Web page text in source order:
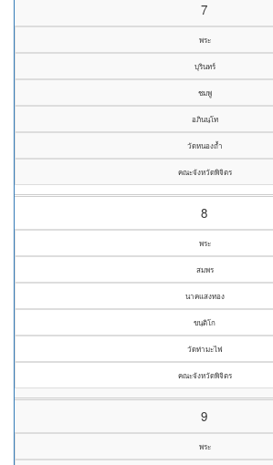
7
พระ
บุรินทร์
ชมพู
อภินนฺโท
วัดหนองถ้ำ
คณะจังหวัดพิจิตร
8
พระ
สมพร
นาคแสงทอง
ขนฺติโก
วัดท่ามะไฟ
คณะจังหวัดพิจิตร
9
พระ